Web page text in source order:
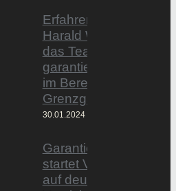
Erfahrener Experte
Harald Wesely stärkt
das Team von
garantiertmehrnetto.de
im Bereich
Grenzgänger
30.01.2024
startet
auf deutschem